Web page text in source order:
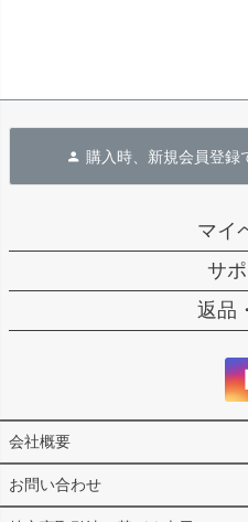
購入時、新規会員登録
マイ
サ
返品
会社概要
お問い合わせ